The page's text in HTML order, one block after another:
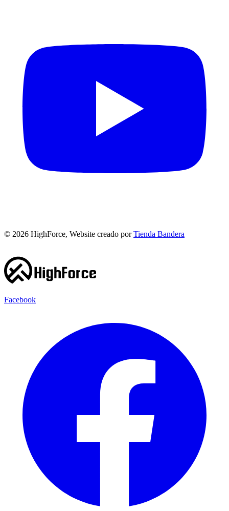
© 2026 HighForce, Website creado por Tienda Bandera
Facebook